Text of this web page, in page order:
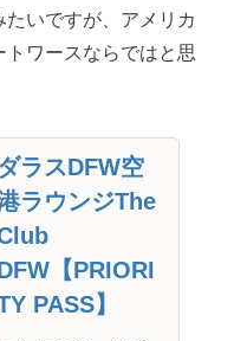
いですが、アメリカ
ワースならではと思
ダラスDFW空
ラウンジThe
【PRIORI
PASS】